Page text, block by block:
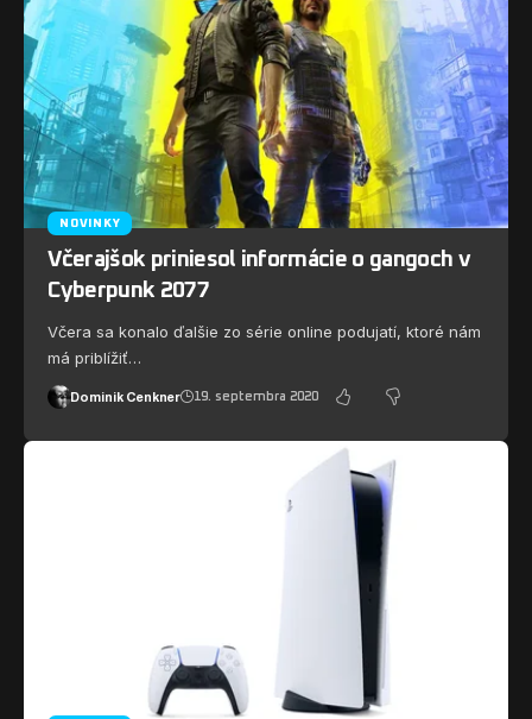
NOVINKY
Včerajšok priniesol informácie o gangoch v
Cyberpunk 2077
Včera sa konalo ďalšie zo série online podujatí, ktoré nám
má priblížiť…
Dominik Cenkner 19. septembra 2020